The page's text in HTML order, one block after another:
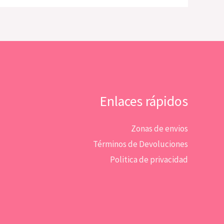
Enlaces rápidos
Zonas de envios
Términos de Devoluciones
Politica de privacidad